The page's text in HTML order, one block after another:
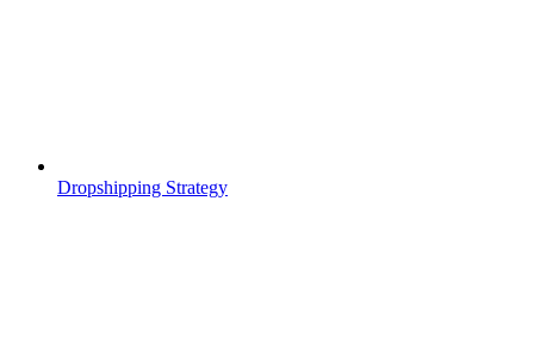
Dropshipping Strategy